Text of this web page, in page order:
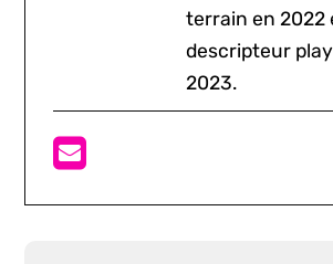
terrain en 2022
descripteur
2023.